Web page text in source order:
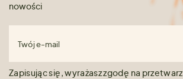
nowości
Twój e-mail
Zapisując się, wyrażasz zgodę na